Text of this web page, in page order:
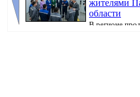
жителями
области
В регионе